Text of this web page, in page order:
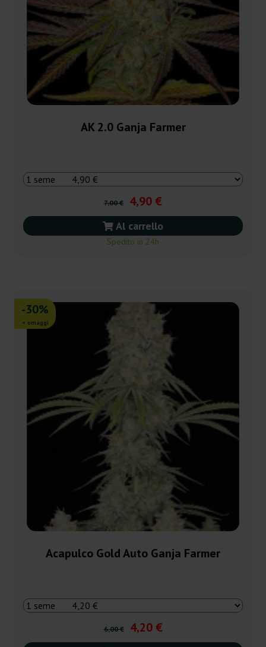
AK 2.0 Ganja Farmer
7,00 € 4,90 €
Al carrello
Spedito in 24h
-30%
+ omaggi
Acapulco Gold Auto Ganja Farmer
6,00 € 4,20 €